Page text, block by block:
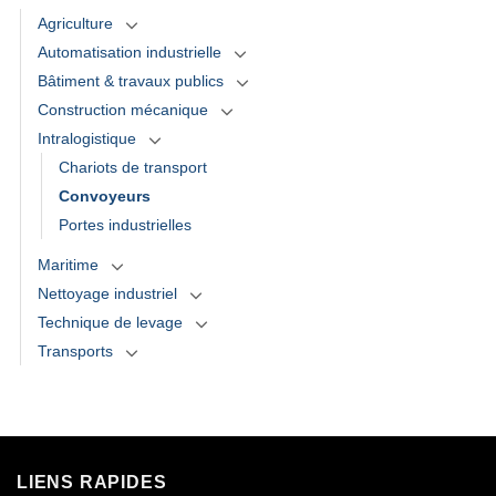
Agriculture
Automatisation industrielle
Bâtiment & travaux publics
Construction mécanique
Intralogistique
Chariots de transport
Convoyeurs
Portes industrielles
Maritime
Nettoyage industriel
Technique de levage
Transports
LIENS RAPIDES